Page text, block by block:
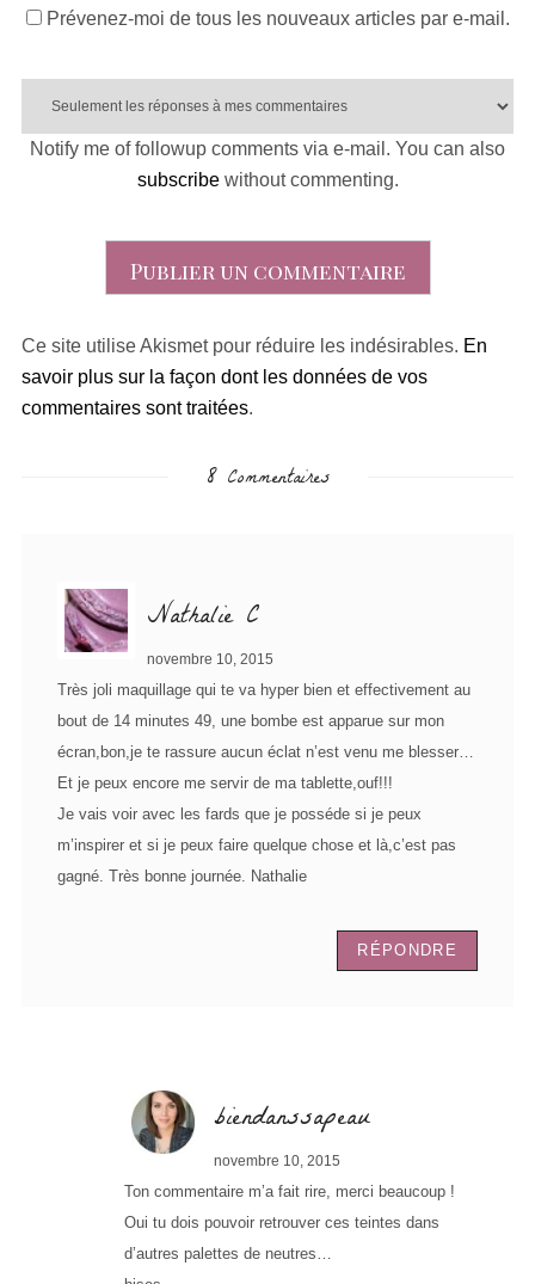
Prévenez-moi de tous les nouveaux articles par e-mail.
Notify me of followup comments via e-mail. You can also
subscribewithout commenting.
Ce site utilise Akismet pour réduire les indésirables. En
savoir plus sur la façon dont les données de vos
commentaires sont traitées.
8 Commentaires
Nathalie C
novembre 10, 2015
Très joli maquillage qui te va hyper bien et effectivement au
bout de 14 minutes 49, une bombe est apparue sur mon
écran,bon,je te rassure aucun éclat n’est venu me blesser…
Et je peux encore me servir de ma tablette,ouf!!!
Je vais voir avec les fards que je posséde si je peux
m’inspirer et si je peux faire quelque chose et là,c’est pas
gagné. Très bonne journée. Nathalie
RÉPONDRE
biendanssapeau
novembre 10, 2015
Ton commentaire m’a fait rire, merci beaucoup !
Oui tu dois pouvoir retrouver ces teintes dans
d’autres palettes de neutres…